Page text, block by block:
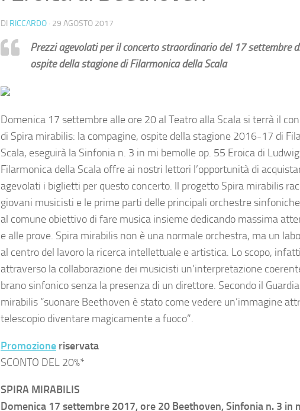
DI RICCARDO · 29 AGOSTO 2017
Prezzi agevolati per il concerto straordinario del 17 settembre
ospite della stagione di Filarmonica della Scala
Domenica 17 settembre alle ore 20 al Teatro alla Scala si terrà il
di Spira mirabilis: la compagine, ospite della stagione 2016-17 di
Scala, eseguirà la Sinfonia n. 3 in mi bemolle op. 55 Eroica di
Filarmonica della Scala offre ai nostri lettori l’opportunità di
agevolati i biglietti per questo concerto. Il progetto Spira mirabilis
giovani musicisti e le prime parti delle principali orchestre
al comune obiettivo di fare musica insieme dedicando massima
e alle prove. Spira mirabilis non è una normale orchestra, ma un
al centro del lavoro la ricerca intellettuale e artistica. Lo scopo,
attraverso la collaborazione dei musicisti un’interpretazione
brano sinfonico senza la presenza di un direttore. Secondo il
mirabilis “suonare Beethoven è stato come vedere un’immagine
telescopio diventare magicamente a fuoco”.
Promozione riservata
SCONTO DEL 20%*
SPIRA MIRABILIS
Domenica 17 settembre 2017, ore 20 Beethoven, Sinfonia n. 3 in